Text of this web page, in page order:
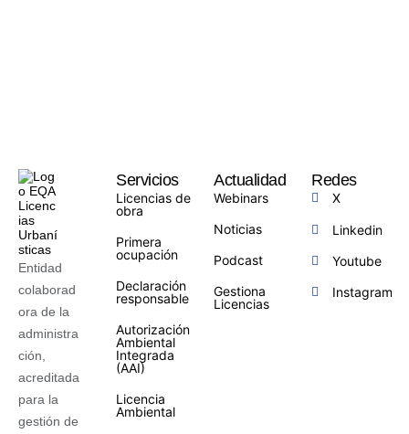
Entidad
colaborad
ora de la
administra
ción,
acreditada
para la
gestión de
Servicios
Licencias de
obra
Primera
ocupación
Declaración
responsable
Autorización
Ambiental
Integrada
(AAI)
Licencia
Ambiental
Actualidad
Webinars
Noticias
Podcast
Gestiona
Licencias
Redes
X
Linkedin
Youtube
Instagram